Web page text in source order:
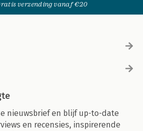
verzending vanaf €20
nieuwsbrief en blijf up-to-date
en recensies, inspirerende